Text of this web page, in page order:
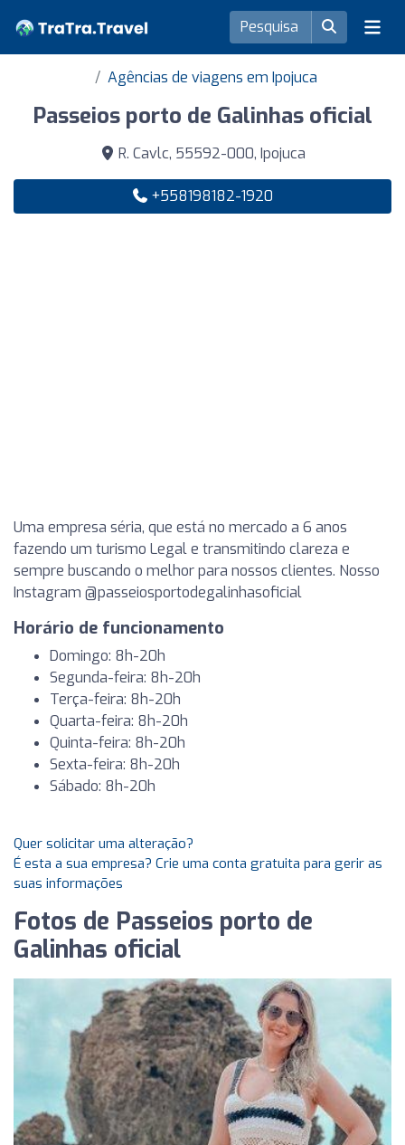
Agências de viagens em Ipojuca
Passeios porto de Galinhas oficial
R. Cavlc, 55592-000, Ipojuca
+558198182-1920
Uma empresa séria, que está no mercado a 6 anos
fazendo um turismo Legal e transmitindo clareza e
sempre buscando o melhor para nossos clientes. Nosso
Instagram @passeiosportodegalinhasoficial
Horário de funcionamento
Domingo: 8h-20h
Segunda-feira: 8h-20h
Terça-feira: 8h-20h
Quarta-feira: 8h-20h
Quinta-feira: 8h-20h
Sexta-feira: 8h-20h
Sábado: 8h-20h
Quer solicitar uma alteração?
É esta a sua empresa? Crie uma conta gratuita para gerir as
suas informações
Fotos de Passeios porto de
Galinhas oficial